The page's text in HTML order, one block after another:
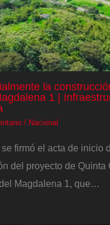
la
1 |
/ Nacional
firmó el acta de inicio
del proyecto de Quinta
Magdalena 1, que…